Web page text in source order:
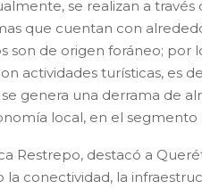
se realizan a través
que cuentan con
son de origen foráneo;
actividades turísticas, es
genera una derrama de
local, en el
Restrepo, destacó a
conectividad, la